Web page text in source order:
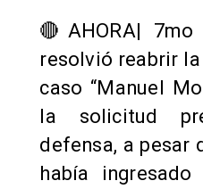
🔴AHORA|
resolvió reabrir
caso “Manuel
la solicitud
defensa, a pesar
había